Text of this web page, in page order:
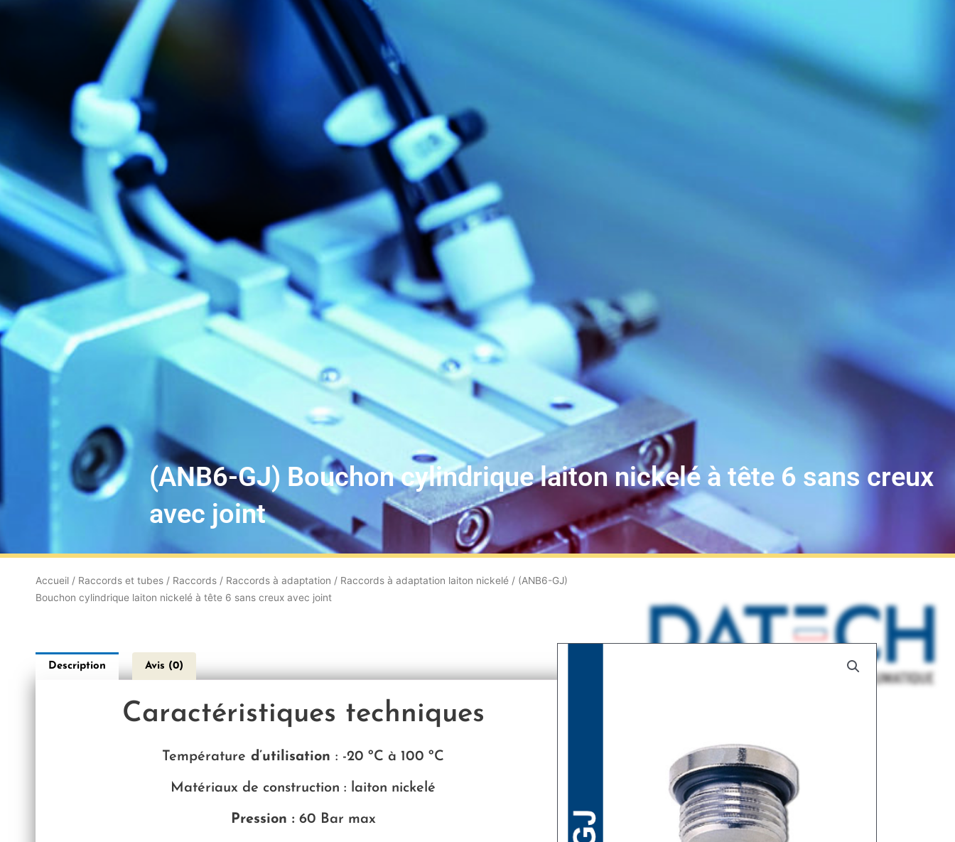
(ANB6-GJ) Bouchon cylindrique laiton nickelé à tête 6 sans creux
avec joint
Accueil / Raccords et tubes / Raccords / Raccords à adaptation / Raccords à adaptation laiton nickelé / (ANB6-GJ)
Bouchon cylindrique laiton nickelé à tête 6 sans creux avec joint
Description Avis (0)
Caractéristiques techniques
Température d’utilisation: -20 ºC à 100 ºC
Matériaux de construction : laiton nickelé
Pression : 60 Bar max